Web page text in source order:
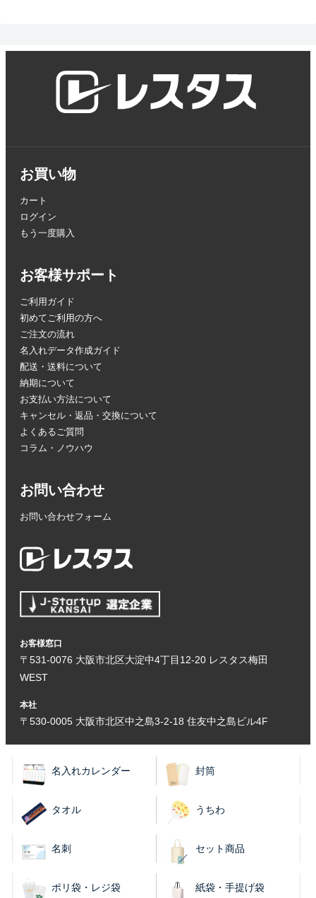
お買い物
カート
ログイン
もう一度購入
お客様サポート
ご利用ガイド
初めてご利用の方へ
ご注文の流れ
名入れデータ作成ガイド
配送・送料について
納期について
お支払い方法について
キャンセル・返品・交換について
よくあるご質問
コラム・ノウハウ
お問い合わせ
お問い合わせフォーム
お客様窓口
〒531-0076 大阪市北区大淀中4丁目12-20 レスタス梅田
WEST
本社
〒530-0005 大阪市北区中之島3-2-18 住友中之島ビル4F
名入れカレンダー 封筒
タオル うちわ
名刺 セット商品
ポリ袋・レジ袋 紙袋・手提げ袋